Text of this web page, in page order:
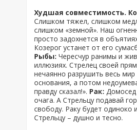
Худшая совместимость.
Слишком тяжел, слишком
слишком «земной». Наш
просто задохнется в
Козерог устанет от его
Рыбы: Чересчур ранимы и
иллюзиях. Стрелец своей
нечаянно разрушить весь
основания, а потом
правду сказал!». Рак: Домосед
очага. А Стрельцу подавай
свободу. Раку будет одиноко
Стрельцу – душно и тесно.